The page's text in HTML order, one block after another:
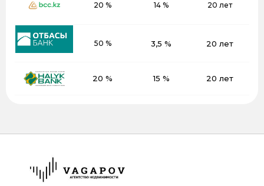
20 % 14 % 20 лет
50 % 3,5 % 20 лет
20 % 15 % 20 лет